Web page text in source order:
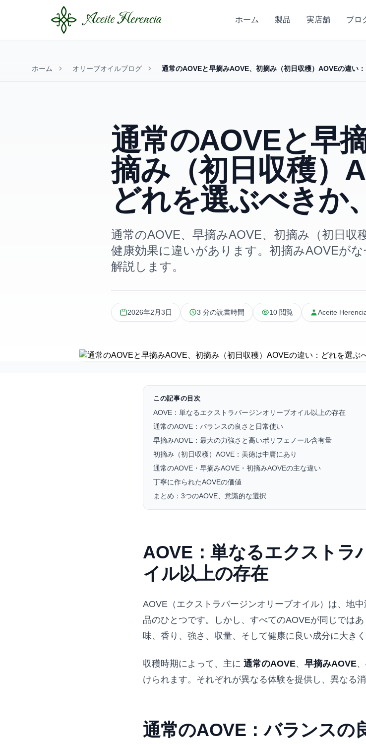
ホーム 製品 実店舗 ブロ
ホーム オリーブオイルブログ 通常のAOVEと早摘みAOVE、初摘み（初日収穫）AOVEの違い
通常のAOVEと早
摘み（初日収穫）
どれを選ぶべきか
通常のAOVE、早摘みAOVE、初摘み（初日収
健康効果に違いがあります。初摘みAOVEが
解説します。
2026年2月3日 3 分の読書時間 10 閲覧 Aceite
この記事の目次
AOVE：単なるエクストラバージンオリーブオイル以上の存在
通常のAOVE：バランスの良さと日常使い
早摘みAOVE：最大の力強さと高いポリフェノール含有量
初摘み（初日収穫）AOVE：美徳は中庸にあり
通常のAOVE・早摘みAOVE・初摘みAOVEの主な違い
丁寧に作られたAOVEの価値
まとめ：3つのAOVE、意識的な選択
AOVE：単なるエクストラ
イル以上の存在
AOVE（エクストラバージンオリーブオイル）は、地
品のひとつです。しかし、すべてのAOVEが同じでは
味、香り、強さ、収量、そして健康に良い成分に大きく
収穫時期によって、主に 通常のAOVE、 早摘みAOVE、
けられます。それぞれが異なる体験を提供し、異なる
通常のAOVE：バランスの